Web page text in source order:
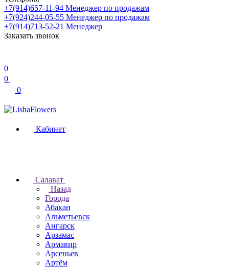
+7(914)657-11-94 Менеджер по продажам
+7(924)244-05-55 Менеджер по продажам
+7(914)713-52-21 Менеджер
Заказать звонок
0
0
0
Кабинет
Салават
Назад
Города
Абакан
Альметьевск
Ангарск
Арзамас
Армавир
Арсеньев
Артём